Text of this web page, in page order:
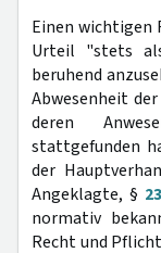
Einen wichtigen
Urteil "stets
beruhend
Abwesenheit
deren
stattgefunden
der
Angeklagte, §
normativ
Recht und